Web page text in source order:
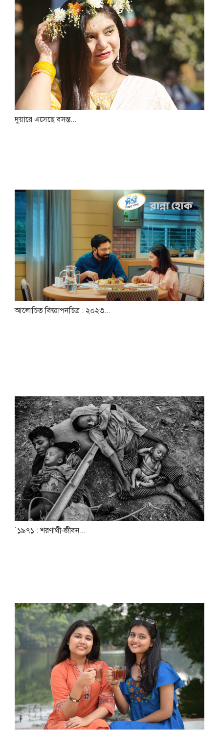
দুয়ারে এসেছে বসন্ত...
আলোচিত বিজ্ঞাপনচিত্র : ২০২৩...
`১৯৭১ : শরণার্থী-জীবন...